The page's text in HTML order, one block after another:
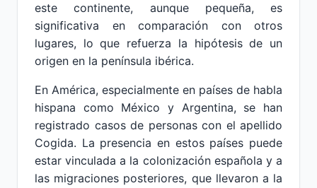
este continente, aunque pequeña, es
significativa en comparación con otros
lugares, lo que refuerza la hipótesis de un
origen en la península ibérica.
En América, especialmente en países de habla
hispana como México y Argentina, se han
registrado casos de personas con el apellido
Cogida. La presencia en estos países puede
estar vinculada a la colonización española y a
las migraciones posteriores, que llevaron a la